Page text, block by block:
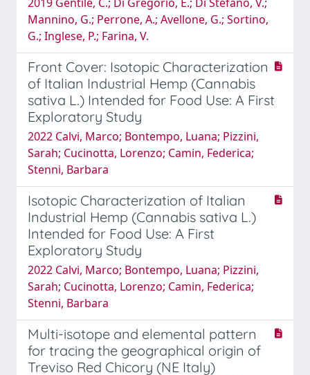
Mannino, G.; Perrone, A.; Avellone, G.; Sortino,
G.; Inglese, P.; Farina, V.
Front Cover: Isotopic Characterization
of Italian Industrial Hemp (Cannabis
sativa L.) Intended for Food Use: A First
Exploratory Study
2022 Calvi, Marco; Bontempo, Luana; Pizzini,
Sarah; Cucinotta, Lorenzo; Camin, Federica;
Stenni, Barbara
Isotopic Characterization of Italian
Industrial Hemp (Cannabis sativa L.)
Intended for Food Use: A First
Exploratory Study
2022 Calvi, Marco; Bontempo, Luana; Pizzini,
Sarah; Cucinotta, Lorenzo; Camin, Federica;
Stenni, Barbara
Multi-isotope and elemental pattern
for tracing the geographical origin of
Treviso Red Chicory (NE Italy)